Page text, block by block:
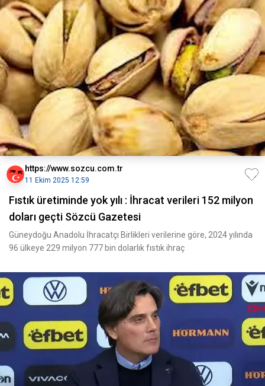
https://www.sozcu.com.tr
11 Ekim 2025 12:59
Fıstık üretiminde yok yılı : İhracat verileri 152 milyon
doları geçti Sözcü Gazetesi
Güneydoğu Anadolu İhracatçı Birlikleri verilerine göre, 2024 yılında
96 ülkeye 229 milyon 777 bin dolarlık fıstık ihraç